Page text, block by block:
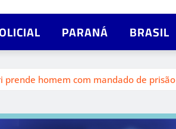
PARANÁ BRASIL
homem com mandado de prisão